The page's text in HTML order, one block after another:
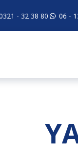
- 32 38 80 06 -